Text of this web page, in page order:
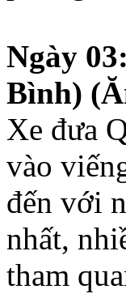
Ngày
Bình)
Xe đưa
vào
đến với
nhất,
tham